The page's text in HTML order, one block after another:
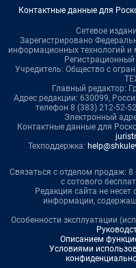
Контактные данные для
Сетевое
Зарегистрировано
информационных технологий
Учредитель: Общество с
Главный редактор:
Адрес редакции: 630099,
телефон 8 (383) 212-52-
Электронный
Контактные данные для
Техподдержка:
Связаться с отделом продаж: 8
с сотового
Редакция сайта не несет
информации,
Особенности эксплуатации
Описанием
Условиями